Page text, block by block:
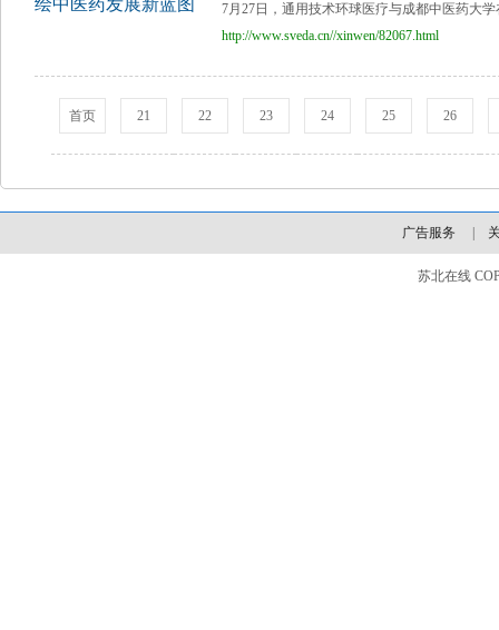
7月27日，通用技术环球医疗与成都中医药大
http://www.sveda.cn//xinwen/82067.html
首页 21 22 23 24 25 26
广告服务
苏北在线